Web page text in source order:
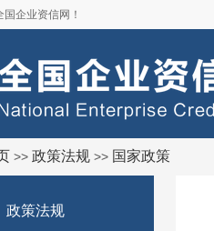
企业资信网！
>> 政策法规 >> 国家政策
政策法规